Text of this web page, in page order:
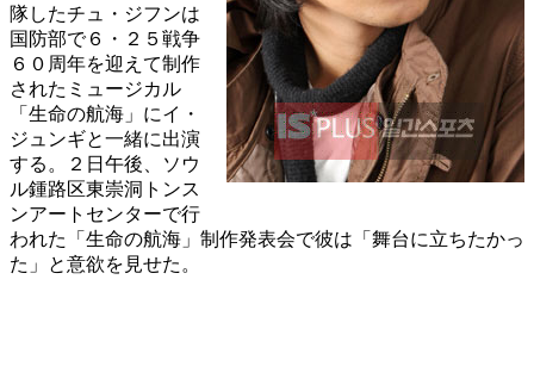
隊したチュ・ジフンは
国防部で６・２５戦争
６０周年を迎えて制作
されたミュージカル
「生命の航海」にイ・
ジュンギと一緒に出演
する。２日午後、ソウ
ル鍾路区東崇洞トンス
ンアートセンターで行
われた「生命の航海」制作発表会で彼は「舞台に立ちたかっ
た」と意欲を見せた。